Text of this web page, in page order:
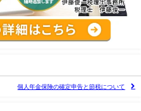
個人年金保険の確定申告と節税について